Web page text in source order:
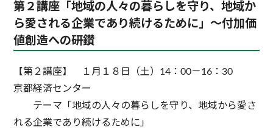
第２講座「地域の人々の暮らしを守り、地域か
ら愛される企業であり続けるために」～付加価
値創造への研鑽
【第２講座】 １月１８日（土）14：00－16：30
京都経済センター
テーマ「地域の人々の暮らしを守り、地域から愛さ
れる企業であり続けるために」